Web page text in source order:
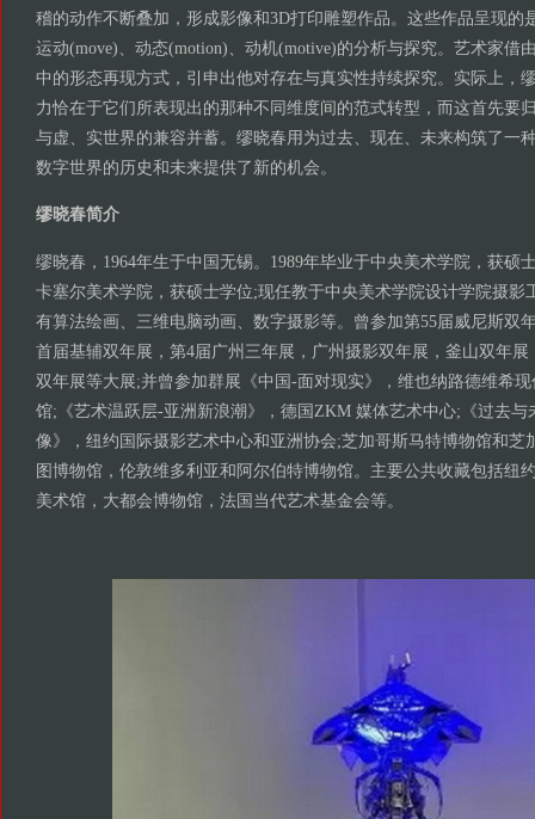
稽的动作不断叠加，形成影像和3D打印雕塑作品。这些作品呈现的
运动(move)、动态(motion)、动机(motive)的分析与探究。艺术家借
中的形态再现方式，引申出他对存在与真实性持续探究。实际上，
力恰在于它们所表现出的那种不同维度间的范式转型，而这首先要
与虚、实世界的兼容并蓄。缪晓春用为过去、现在、未来构筑了一
数字世界的历史和未来提供了新的机会。
缪晓春简介
缪晓春，1964年生于中国无锡。1989年毕业于中央美术学院，获硕
卡塞尔美术学院，获硕士学位;现任教于中央美术学院设计学院摄影
有算法绘画、三维电脑动画、数字摄影等。曾参加第55届威尼斯双
首届基辅双年展，第4届广州三年展，广州摄影双年展，釜山双年
双年展等大展;并曾参加群展《中国-面对现实》，维也纳路德维希
馆;《艺术温跃层-亚洲新浪潮》，德国ZKM 媒体艺术中心;《过去与
像》，纽约国际摄影艺术中心和亚洲协会;芝加哥斯马特博物馆和芝
图博物馆，伦敦维多利亚和阿尔伯特博物馆。主要公共收藏包括纽
美术馆，大都会博物馆，法国当代艺术基金会等。